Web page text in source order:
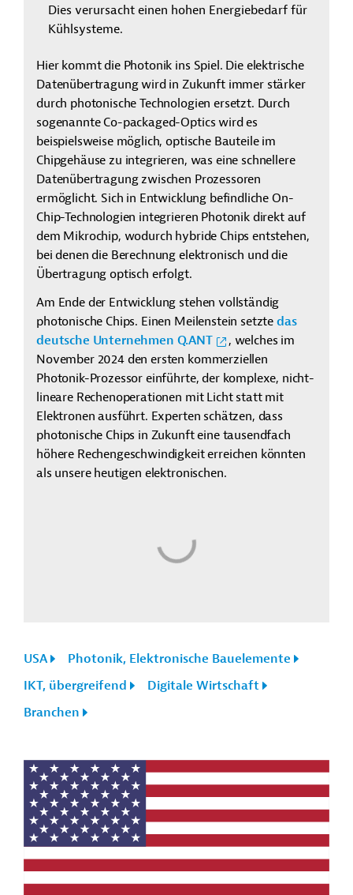
Dies verursacht einen hohen Energiebedarf für
Kühlsysteme.
Hier kommt die Photonik ins Spiel. Die elektrische
Datenübertragung wird in Zukunft immer stärker
durch photonische Technologien ersetzt. Durch
sogenannte Co-packaged-Optics wird es
beispielsweise möglich, optische Bauteile im
Chipgehäuse zu integrieren, was eine schnellere
Datenübertragung zwischen Prozessoren
ermöglicht. Sich in Entwicklung befindliche On-
Chip-Technologien integrieren Photonik direkt auf
dem Mikrochip, wodurch hybride Chips entstehen,
bei denen die Berechnung elektronisch und die
Übertragung optisch erfolgt.
Am Ende der Entwicklung stehen vollständig
photonische Chips. Einen Meilenstein setzte das
deutsche Unternehmen Q.ANT
, welches im
November 2024 den ersten kommerziellen
Photonik-Prozessor einführte, der komplexe, nicht-
lineare Rechenoperationen mit Licht statt mit
Elektronen ausführt. Experten schätzen, dass
photonische Chips in Zukunft eine tausendfach
höhere Rechengeschwindigkeit erreichen könnten
als unsere heutigen elektronischen.
USA
Photonik, Elektronische Bauelemente
IKT, übergreifend
Digitale Wirtschaft
Branchen